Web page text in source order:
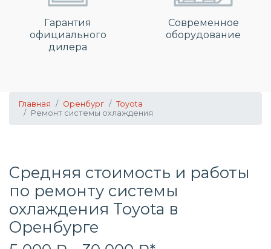
Гарантия
официального
дилера
Современное
оборудование
Главная Оренбург
Toyota
Ремонт системы охлаждения
Средняя стоимость и работы
по ремонту системы
охлаждения Toyota в
Оренбурге